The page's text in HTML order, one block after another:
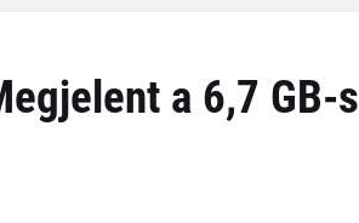
a 6,7 GB-s